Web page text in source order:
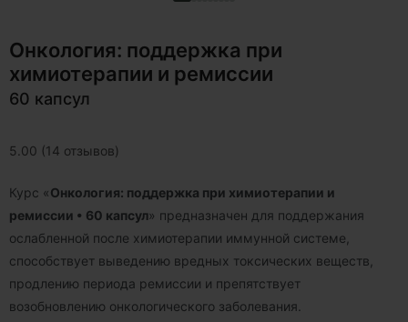
5.00 (14 отзывов)
Онкология: поддержка при
химиотерапии и ремиссии
60 капсул
Курс «Онкология: поддержка при химиотерапии и
ремиссии • 60 капсул» предназначен для поддержания
ослабленной после химиотерапии иммунной системе,
способствует выведению вредных токсических веществ,
продлению периода ремиссии и препятствует
возобновлению онкологического заболевания.